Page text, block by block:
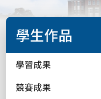
學生作品
學習成果
競賽成果